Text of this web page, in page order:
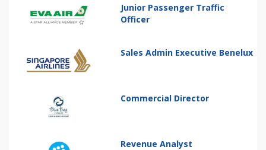
Junior Passenger Traffic
Officer
Sales Admin Executive Benelux
Commercial Director
Revenue Analyst